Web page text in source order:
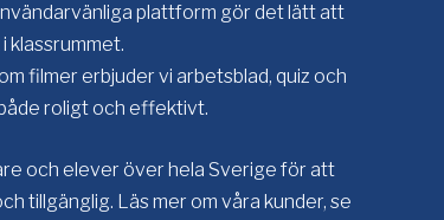
plattform gör det lätt att
klassrummet.
filmer erbjuder vi arbetsblad, quiz och
roligt och effektivt.
och elever över hela Sverige för att
tillgänglig. Läs mer om våra kunder, se